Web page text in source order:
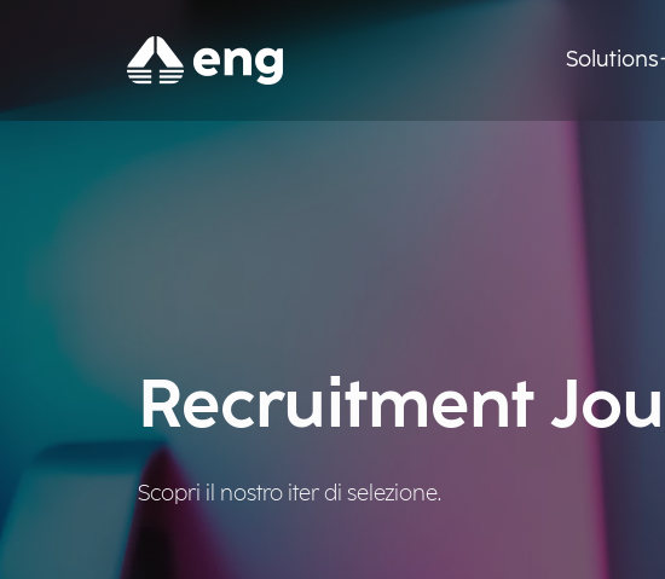
Solutions
Recruitment
Scopri il nostro iter di selezione.